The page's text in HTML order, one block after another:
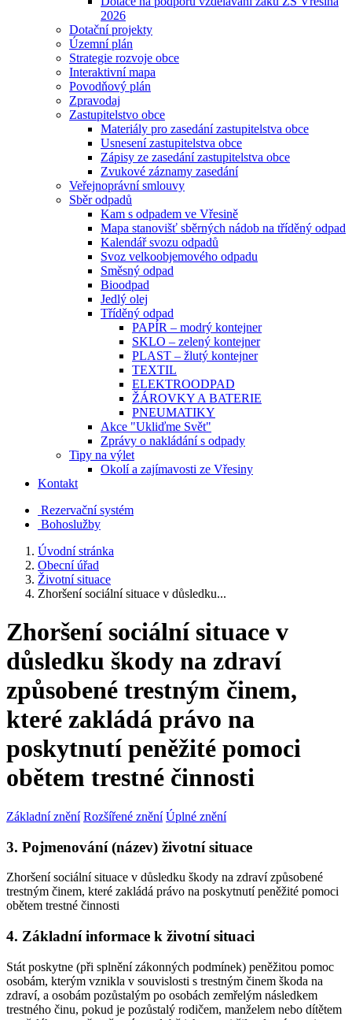
2026
Dotační projekty
Územní plán
Strategie rozvoje obce
Interaktivní mapa
Povodňový plán
Zpravodaj
Zastupitelstvo obce
Materiály pro zasedání zastupitelstva obce
Usnesení zastupitelstva obce
Zápisy ze zasedání zastupitelstva obce
Zvukové záznamy zasedání
Veřejnoprávní smlouvy
Sběr odpadů
Kam s odpadem ve Vřesině
Mapa stanovišť sběrných nádob na tříděný odpad
Kalendář svozu odpadů
Svoz velkoobjemového odpadu
Směsný odpad
Bioodpad
Jedlý olej
Tříděný odpad
PAPÍR – modrý kontejner
SKLO – zelený kontejner
PLAST – žlutý kontejner
TEXTIL
ELEKTROODPAD
ŽÁROVKY A BATERIE
PNEUMATIKY
Akce "Ukliďme Svět"
Zprávy o nakládání s odpady
Tipy na výlet
Okolí a zajímavosti ze Vřesiny
Kontakt
Rezervační systém
Bohoslužby
Úvodní stránka
Obecní úřad
Životní situace
Zhoršení sociální situace v důsledku...
Zhoršení sociální situace v
důsledku škody na zdraví
způsobené trestným činem,
které zakládá právo na
poskytnutí peněžité pomoci
obětem trestné činnosti
Základní znění Rozšířené znění Úplné znění
3. Pojmenování (název) životní situace
Zhoršení sociální situace v důsledku škody na zdraví způsobené
trestným činem, které zakládá právo na poskytnutí peněžité pomoci
obětem trestné činnosti
4. Základní informace k životní situaci
Stát poskytne (při splnění zákonných podmínek) peněžitou pomoc
osobám, kterým vznikla v souvislosti s trestným činem škoda na
zdraví, a osobám pozůstalým po osobách zemřelým následkem
trestného činu, pokud je pozůstalý rodičem, manželem nebo dítětem